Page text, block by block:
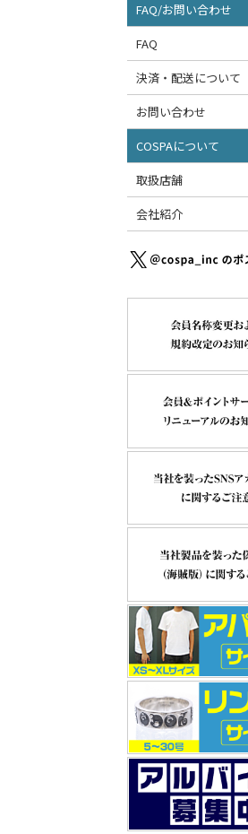
FAQ/お問い合わせ
FAQ
決済・配送について
お問い合わせ
COSPAについて
取扱店舗
会社紹介